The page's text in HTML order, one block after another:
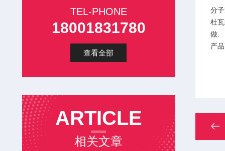
TEL-PHONE
18001831780
查看全部
ARTICLE
相关文章
分
杜
做.
产